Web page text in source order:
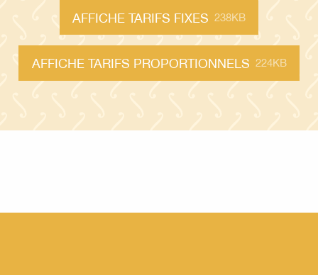
AFFICHE TARIFS FIXES 238KB
AFFICHE TARIFS PROPORTIONNELS 224KB